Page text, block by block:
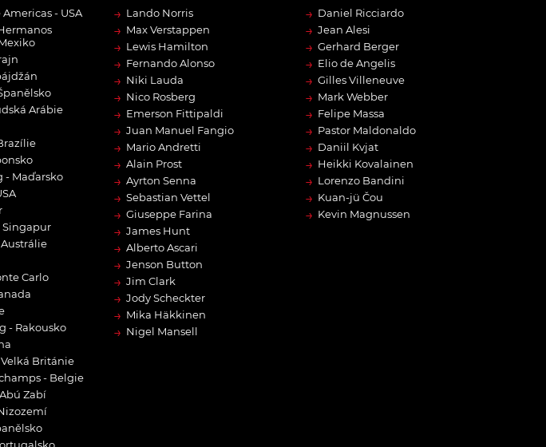
- USA
Arábie
- Maďarsko
Singapur
Carlo
- Rakousko
Británie
- Belgie
Zabí
→ Lando Norris
→ Max Verstappen
→ Lewis Hamilton
→ Fernando Alonso
→ Niki Lauda
→ Nico Rosberg
→ Emerson Fittipaldi
→ Juan Manuel Fangio
→ Mario Andretti
→ Alain Prost
→ Ayrton Senna
→ Sebastian Vettel
→ Giuseppe Farina
→ James Hunt
→ Alberto Ascari
→ Jenson Button
→ Jim Clark
→ Jody Scheckter
→ Mika Häkkinen
→ Nigel Mansell
→ Daniel Ricciardo
→ Jean Alesi
→ Gerhard Berger
→ Elio de Angelis
→ Gilles Villeneuve
→ Mark Webber
→ Felipe Massa
→ Pastor Maldonaldo
→ Daniil Kvjat
→ Heikki Kovalainen
→ Lorenzo Bandini
→ Kuan-jü Čou
→ Kevin Magnussen